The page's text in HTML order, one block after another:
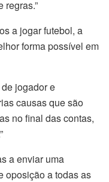
regras.”
a jogar futebol, a
forma possível em
jogador e
causas que são
no final das contas,
a enviar uma
oposição a todas as